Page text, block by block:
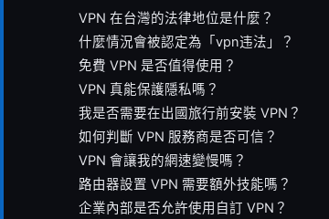
VPN 在台灣的法律地位是什麼？
什麼情況會被認定為「vpn违法」？
免費 VPN 是否值得使用？
VPN 真能保護隱私嗎？
我是否需要在出國旅行前安裝 VPN？
如何判斷 VPN 服務商是否可信？
VPN 會讓我的網速變慢嗎？
路由器設置 VPN 需要額外技能嗎？
企業內部是否允許使用自訂 VPN？